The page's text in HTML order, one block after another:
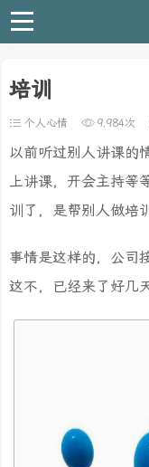
培训
个人心情 9,984次
以前听过别人讲课的
上讲课，开会主持等
训了，是帮别人做培训
事情是这样的，公司
这不，已经来了好几